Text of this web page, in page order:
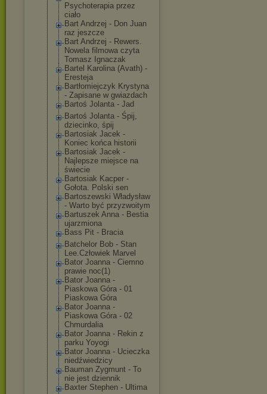
Psychoterapia przez
ciało
Bart Andrzej - Don Juan
raz jeszcze
Bart Andrzej - Rewers.
Nowela filmowa czyta
Tomasz Ignaczak
Bartel Karolina (Avath) -
Eresteja
Bartłomiejczyk Krystyna
- Zapisane w gwiazdach
Bartoś Jolanta - Jad
Bartoś Jolanta - Śpij,
dziecinko, śpij
Bartosiak Jacek -
Koniec końca historii
Bartosiak Jacek -
Najlepsze miejsce na
świecie
Bartosiak Kacper -
Gołota. Polski sen
Bartoszewski Władysław
- Warto być przyzwoitym
Bartuszek Anna - Bestia
ujarzmiona
Bass Pit - Bracia
Batchelor Bob - Stan
Lee.Człowiek Marvel
Bator Joanna - Ciemno
prawie noc(1)
Bator Joanna -
Piaskowa Góra - 01
Piaskowa Góra
Bator Joanna -
Piaskowa Góra - 02
Chmurdalia
Bator Joanna - Rekin z
parku Yoyogi
Bator Joanna - Ucieczka
niedźwiedzicy
Bauman Zygmunt - To
nie jest dziennik
Baxter Stephen - Ultima